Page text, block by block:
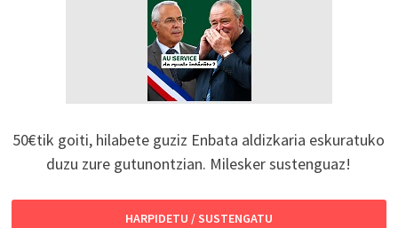
50€tik goiti, hilabete guziz Enbata aldizkaria eskuratuko
duzu zure gutunontzian. Milesker sustenguaz!
HARPIDETU / SUSTENGATU